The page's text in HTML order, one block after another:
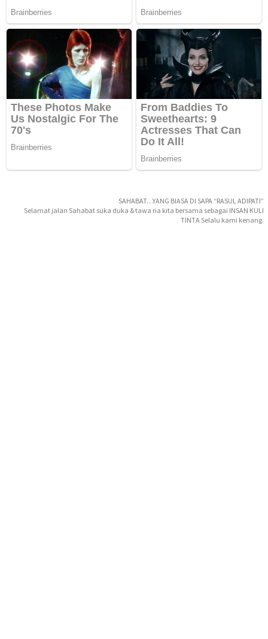
SAHABAT…YANG BIASA DI SAPA “RASUL ADIPATI”
Selamat jalan Sahabat suka duka & tawa ria kita bersama sebagai INSAN KULI
TINTA Selalu kami kenang.